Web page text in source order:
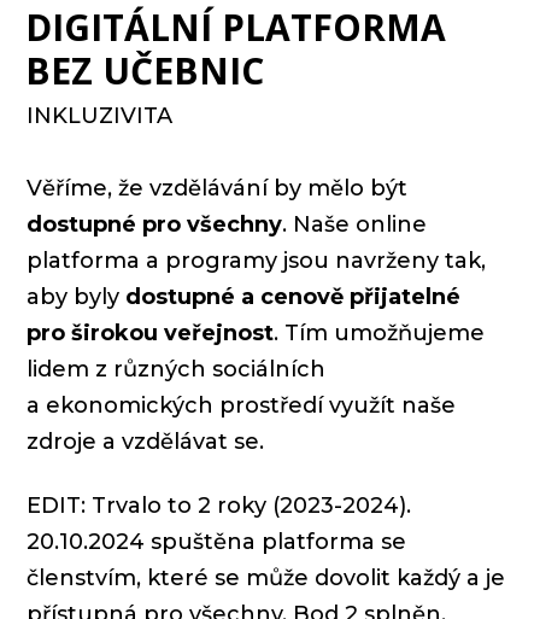
DIGITÁLNÍ PLATFORMA
BEZ UČEBNIC
INKLUZIVITA
Věříme, že vzdělávání by mělo být
dostupné pro všechny. Naše online
platforma a programy jsou navrženy tak,
aby byly dostupné a cenově přijatelné
pro širokou veřejnost. Tím umožňujeme
lidem z různých sociálních
a ekonomických prostředí využít naše
zdroje a vzdělávat se.
EDIT: Trvalo to 2 roky (2023-2024).
20.10.2024 spuštěna platforma se
členstvím, které se může dovolit každý a je